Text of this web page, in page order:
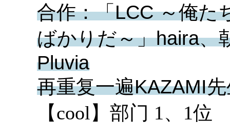
合作：「LCC ～俺た
ばかりだ～」haira、
Pluvia
再重复一遍KAZAMI
【cool】部门 1、1